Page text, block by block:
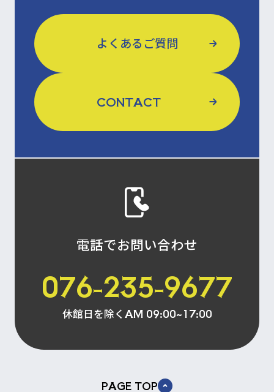
よくあるご質問
CONTACT
電話でお問い合わせ
076-235-9677
休館日を除く AM 09:00~17:00
PAGE TOP